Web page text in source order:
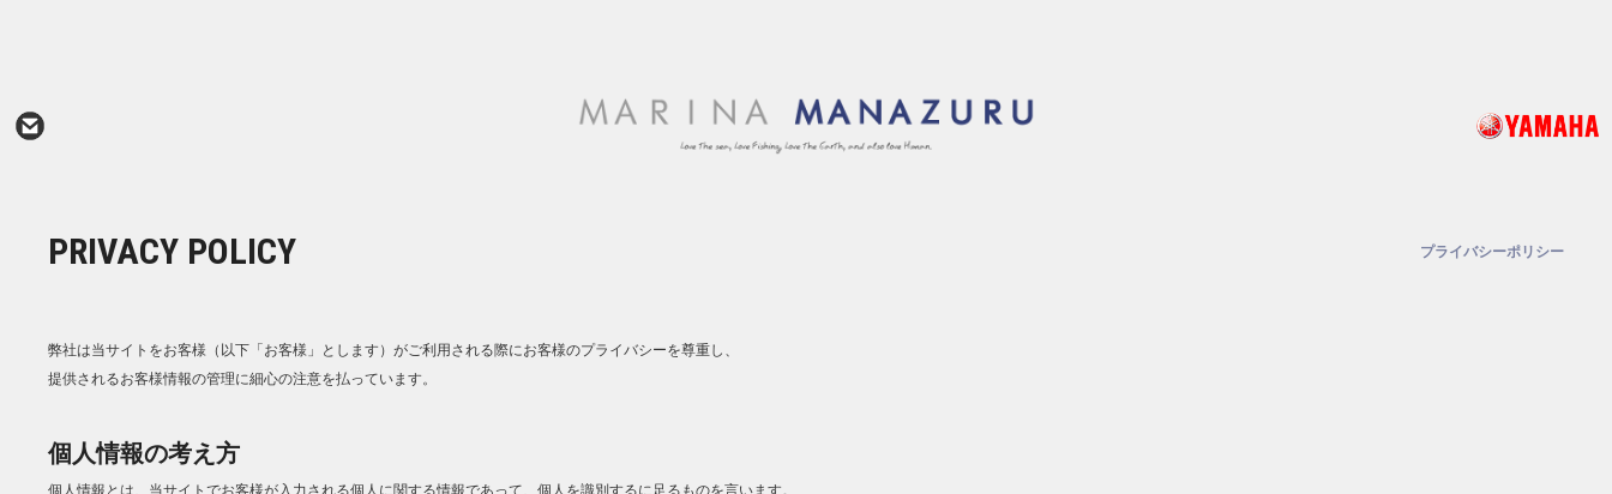
PRIVACY POLICY プライバシーポリシー
弊社は当サイトをお客様（以下「お客様」とします）がご利用される際にお客様のプライバシーを尊重し、
提供されるお客様情報の管理に細心の注意を払っています。
個人情報の考え方
個人情報とは、当サイトでお客様が入力される個人に関する情報であって、個人を識別するに足るものを言います。